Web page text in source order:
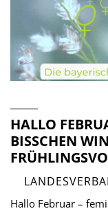
HALLO
BISSCHEN
Hallo Februar –